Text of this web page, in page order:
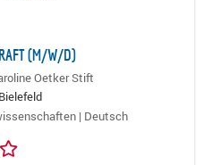
(M/W/D)
Oetker Stift
Bielefeld
| Deutsch